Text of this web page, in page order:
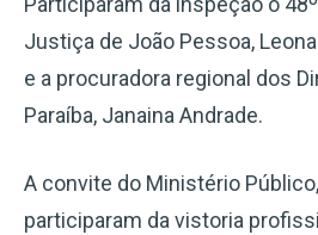
Justiça de João Pessoa,
e a procuradora regional dos
Paraíba, Janaina Andrade.
A convite do Ministério
participaram da vistoria